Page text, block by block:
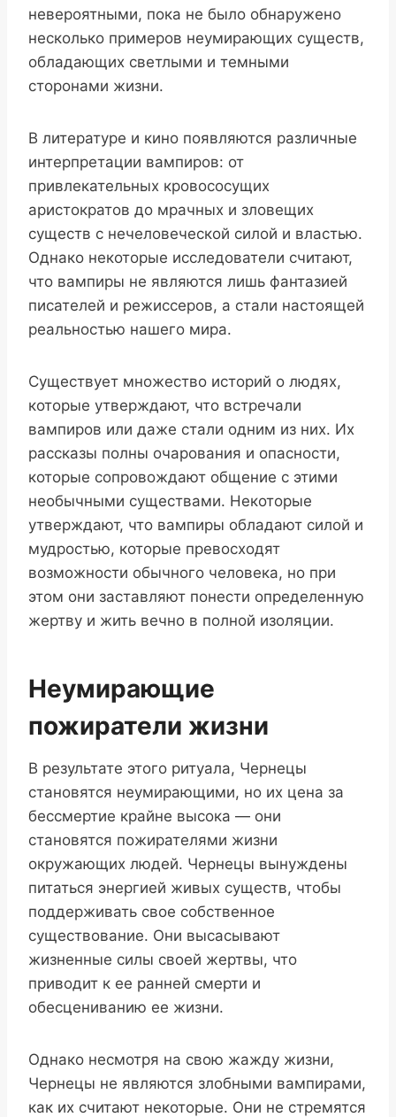
невероятными, пока не было обнаружено
несколько примеров неумирающих существ,
обладающих светлыми и темными
сторонами жизни.
В литературе и кино появляются различные
интерпретации вампиров: от
привлекательных кровососущих
аристократов до мрачных и зловещих
существ с нечеловеческой силой и властью.
Однако некоторые исследователи считают,
что вампиры не являются лишь фантазией
писателей и режиссеров, а стали настоящей
реальностью нашего мира.
Существует множество историй о людях,
которые утверждают, что встречали
вампиров или даже стали одним из них. Их
рассказы полны очарования и опасности,
которые сопровождают общение с этими
необычными существами. Некоторые
утверждают, что вампиры обладают силой и
мудростью, которые превосходят
возможности обычного человека, но при
этом они заставляют понести определенную
жертву и жить вечно в полной изоляции.
Неумирающие
пожиратели жизни
В результате этого ритуала, Чернецы
становятся неумирающими, но их цена за
бессмертие крайне высока — они
становятся пожирателями жизни
окружающих людей. Чернецы вынуждены
питаться энергией живых существ, чтобы
поддерживать свое собственное
существование. Они высасывают
жизненные силы своей жертвы, что
приводит к ее ранней смерти и
обесцениванию ее жизни.
Однако несмотря на свою жажду жизни,
Чернецы не являются злобными вампирами,
как их считают некоторые. Они не стремятся